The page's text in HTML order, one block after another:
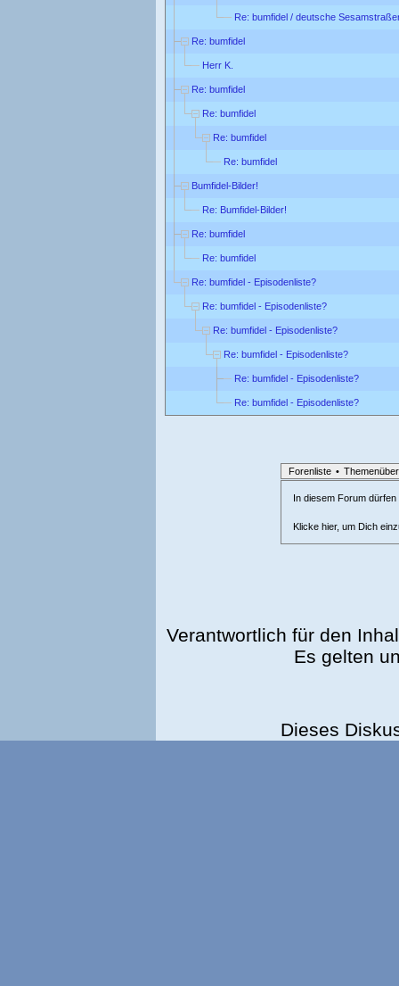
Re: bumfidel / deutsche
Re: bumfidel
Herr K.
Re: bumfidel
Re: bumfidel
Re: bumfidel
Re: bumfidel
Bumfidel-Bilder!
Re: Bumfidel-Bilder!
Re: bumfidel
Re: bumfidel
Re: bumfidel - Episodenliste?
Re: bumfidel - Episodenliste?
Re: bumfidel - Episodenliste?
Re: bumfidel - Episodenliste?
Re: bumfidel - Episodenliste?
Re: bumfidel - Episodenliste?
Forenliste •
In diesem Forum
Klicke hier, um Dich
Verantwortlich für den
Es gelten
Dieses